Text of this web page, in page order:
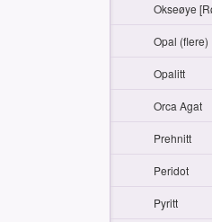
Okseøye
Opal (flere)
Opalitt
Orca Agat
Prehnitt
Peridot
Pyritt